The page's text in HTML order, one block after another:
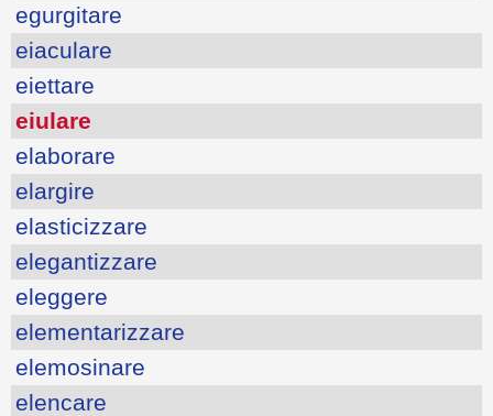
egurgitare
eiaculare
eiettare
eiulare
elaborare
elargire
elasticizzare
elegantizzare
eleggere
elementarizzare
elemosinare
elencare